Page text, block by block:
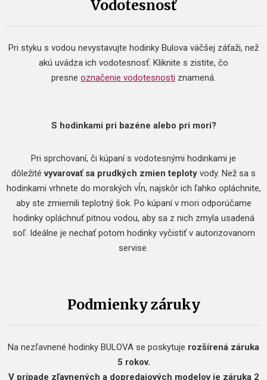
Vodotesnosť
Pri styku s vodou nevystavujte hodinky Bulova väčšej záťaži, než
akú uvádza ich vodotesnosť. Kliknite s zistite, čo
presne označenie vodotesnosti znamená.
S hodinkami pri bazéne alebo pri mori?
Pri sprchovaní, či kúpaní s vodotesnými hodinkami je
dôležitévyvarovať sa prudkých zmien teploty vody. Než sa s
hodinkami vrhnete do morských vĺn, najskôr ich ľahko opláchnite,
aby ste zmiernili teplotný šok. Po kúpaní v mori odporúčame
hodinky opláchnuť pitnou vodou, aby sa z nich zmyla usadená
soľ. Ideálne je nechať potom hodinky vyčistiť v autorizovanom
servise.
Podmienky záruky
Na nezľavnené hodinky BULOVA se poskytuje rozšírená záruka
5 rokov.
V prípade zľavnených a dopredajových modelov je záruka 2